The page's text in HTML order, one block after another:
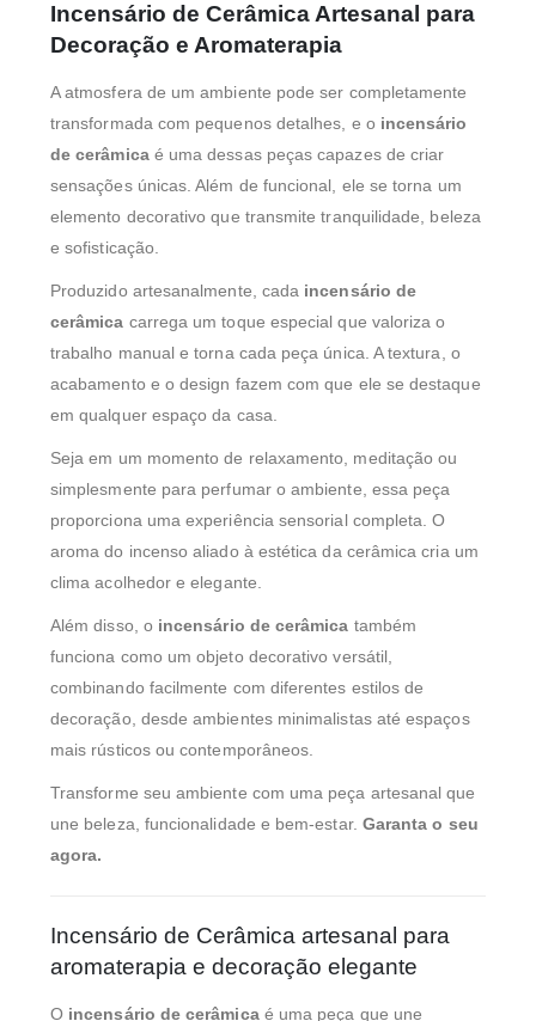
Incensário de Cerâmica Artesanal para
Decoração e Aromaterapia
A atmosfera de um ambiente pode ser completamente
transformada com pequenos detalhes, e o incensário
de cerâmicaé uma dessas peças capazes de criar
sensações únicas. Além de funcional, ele se torna um
elemento decorativo que transmite tranquilidade, beleza
e sofisticação.
Produzido artesanalmente, cada incensário de
cerâmica carrega um toque especial que valoriza o
trabalho manual e torna cada peça única. A textura, o
acabamento e o design fazem com que ele se destaque
em qualquer espaço da casa.
Seja em um momento de relaxamento, meditação ou
simplesmente para perfumar o ambiente, essa peça
proporciona uma experiência sensorial completa. O
aroma do incenso aliado à estética da cerâmica cria um
clima acolhedor e elegante.
Além disso, o incensário de cerâmica também
funciona como um objeto decorativo versátil,
combinando facilmente com diferentes estilos de
decoração, desde ambientes minimalistas até espaços
mais rústicos ou contemporâneos.
Transforme seu ambiente com uma peça artesanal que
une beleza, funcionalidade e bem-estar. Garanta o seu
agora.
Incensário de Cerâmica artesanal para
aromaterapia e decoração elegante
O incensário de cerâmicaé uma peça que une